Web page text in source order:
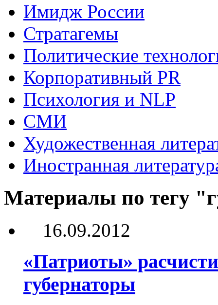
Имидж России
Стратагемы
Политические
Корпоративный PR
Психология и NLP
СМИ
Художественная
Иностранная
Материалы по тегу
16.09.2012
«Патриоты»
губернаторы